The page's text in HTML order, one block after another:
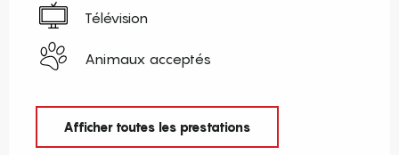
Télévision
Animaux acceptés
Afficher toutes les prestations